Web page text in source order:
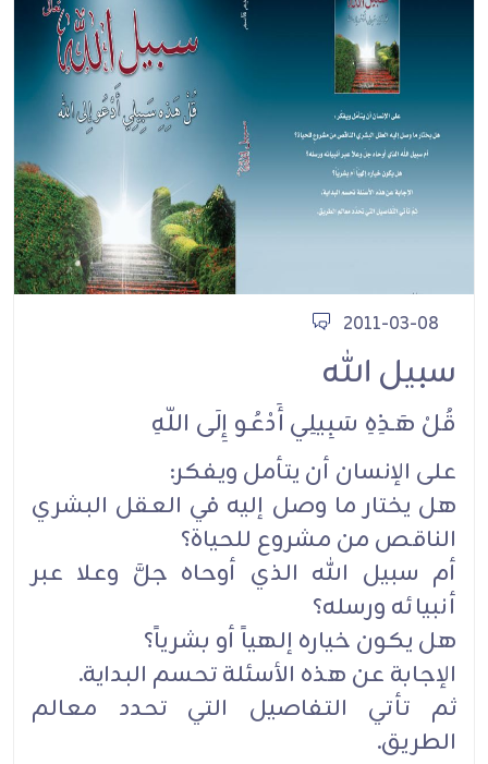
2011-03-08
سبيل الله
قُلْ هَـذِهِ سَبِيلِي أَدْعُو إِلَى اللّهِ
على الإنسان أن يتأمل ويفكر:
هل يختار ما وصل إليه في العقل البشري
الناقص من مشروع للحياة؟
أم سبيل الله الذي أوحاه جلَّ وعلا عبر
أنبيائه ورسله؟
هل يكون خياره إلهياً أو بشرياً؟
الإجابة عن هذه الأسئلة تحسم البداية.
ثم تأتي التفاصيل التي تحدد معالم
الطريق.